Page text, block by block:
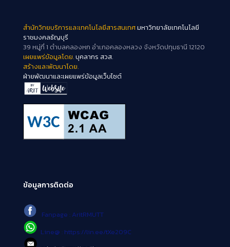
สำนักวิทยบริการและเทคโนโลยีสารสนเทศมหาวิทยาลัยเทคโนโลยี
ราชมงคลธัญบุรี
39 หมู่ที่ 1 ตำบลคลองหก อำเภอคลองหลวง จังหวัดปทุมธานี 12120
เผยแพร่ข้อมูลโดย.บุคลากร สวส.
สร้างและพัฒนาโดย.
ฝ่ายพัฒนาและเผยแพร่ข้อมูลเว็บไซต์
ข้อมูลการติดต่อ
Fanpage : AritRMUTT
Line@ : https://lin.ee/tXe209C